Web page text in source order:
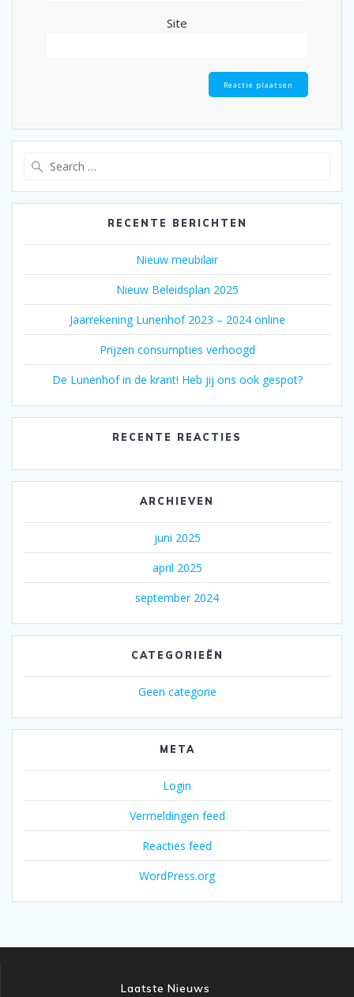
Site
RECENTE BERICHTEN
Nieuw meubilair
Nieuw Beleidsplan 2025
Jaarrekening Lunenhof 2023 – 2024 online
Prijzen consumpties verhoogd
De Lunenhof in de krant! Heb jij ons ook gespot?
RECENTE REACTIES
ARCHIEVEN
juni 2025
april 2025
september 2024
CATEGORIEËN
Geen categorie
META
Login
Vermeldingen feed
Reacties feed
WordPress.org
Laatste Nieuws